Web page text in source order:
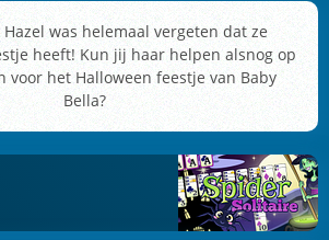
was helemaal vergeten dat ze
heeft! Kun jij haar helpen alsnog op
voor het Halloween feestje van Baby
Bella?